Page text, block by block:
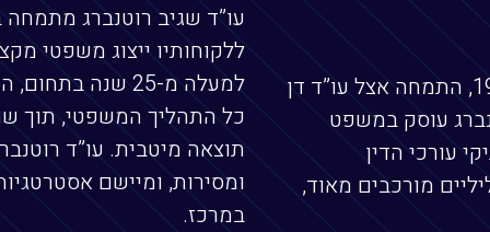
חבר לשכת עורכי הדין משנת 1997, התמחה אצל עו”ד דן
עוסק במשפט
מוותיקי עורכי הדין
מורכבים מאוד,
עו”ד שגיב רוטנברג
ללקוחותיו ייצוג משפטי
למעלה מ-25 שנה
כל התהליך המשפטי, תוך
תוצאה מיטבית. עו”ד
ומסירות, ומיישם
במרכז.